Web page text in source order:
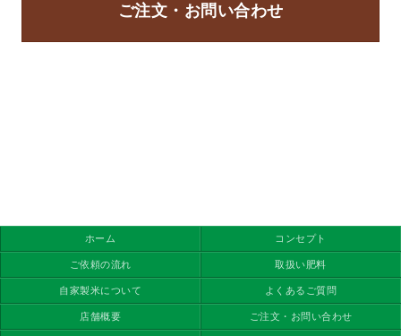
ご注文・お問い合わせ
ホーム コンセプト
ご依頼の流れ 取扱い肥料
自家製米について よくあるご質問
店舗概要 ご注文・お問い合わせ